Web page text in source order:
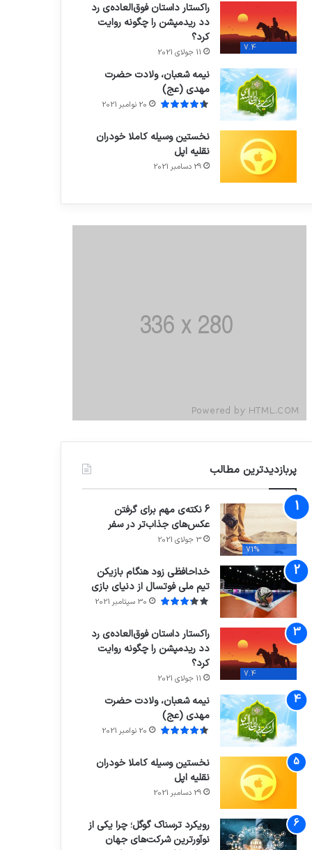
7.4
راکستار داستان فوق‌العاده‌ی رد
دد ریدمپشن را چگونه روایت
کرد؟
11 جولای 2021
نیمه شعبان، ولادت حضرت
مهدی (عج)
20 نوامبر 2021
نخستین وسیله کاملا خودران
نقلیه اپل
29 دسامبر 2021
پربازدیدترین مطالب
71%
6 نکته‌ی مهم برای گرفتن
عکس‌های جذاب‌تر در سفر
3 جولای 2021
خداحافظی زود هنگام بازیکن
تیم ملی فوتسال از دنیای بازی
30 سپتامبر 2021
7.4
راکستار داستان فوق‌العاده‌ی رد
دد ریدمپشن را چگونه روایت
کرد؟
11 جولای 2021
نیمه شعبان، ولادت حضرت
مهدی (عج)
20 نوامبر 2021
نخستین وسیله کاملا خودران
نقلیه اپل
29 دسامبر 2021
رویکرد ترسناک گوگل؛ چرا یکی از
نوآورترین شرکت‌های جهان